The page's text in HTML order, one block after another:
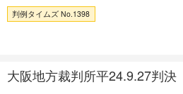
判例タイムズ No.1398
大阪地方裁判所平24.9.27判決